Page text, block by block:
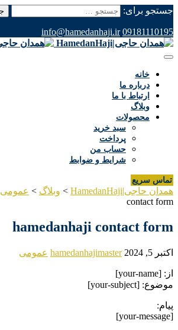
جستجو برای:
09181110195
info@hamedanhaji.ir
خانه
درباره ما
ارتباط با ما
وبلاگ
محصولات
سبد خرید
پرداخت
حساب من
شرایط و ضوابط
تماس سریع
همدان حاجی|HamedanHaji > وبلاگ > عمومی
contact form
hamedanhaji contact form
اکتبر 5, 2024 hamedanhajimaster عمومی
از: [your-name]
موضوع: [your-subject]
پیام:
[your-message]